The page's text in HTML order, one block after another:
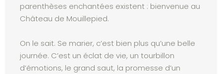
parenthèses enchantées existent : bienvenue au
Château de Mouillepied.
On le sait. Se marier, c’est bien plus qu’une belle
journée. C’est un éclat de vie, un tourbillon
d’émotions, le grand saut, la promesse d’un